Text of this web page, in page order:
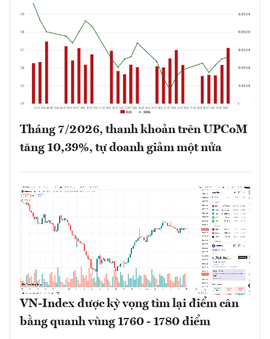
Tháng 7/2026, thanh khoản trên UPCoM
tăng 10,39%, tự doanh giảm một nửa
VN-Index được kỳ vọng tìm lại điểm cân
bằng quanh vùng 1760 - 1780 điểm